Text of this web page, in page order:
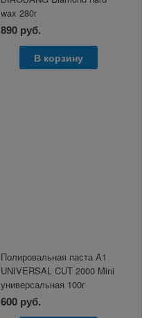
wax 280г
890 руб.
В корзину
Полировальная паста A1
UNIVERSAL CUT 2000 Mini
универсальная 100г
600 руб.